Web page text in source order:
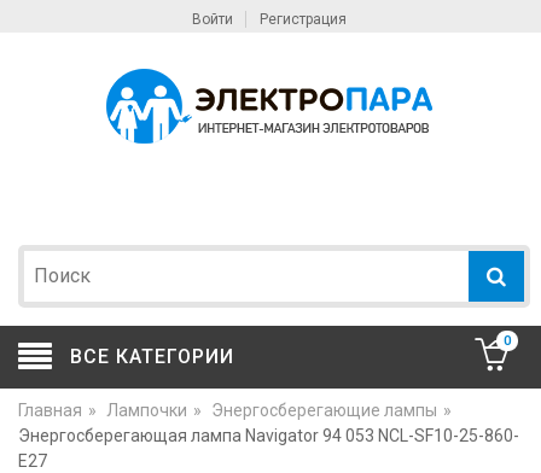
Войти Регистрация
ВСЕ КАТЕГОРИИ
0
Главная » Лампочки » Энергосберегающие лампы »
Энергосберегающая лампа Navigator 94 053 NCL-SF10-25-860-
E27